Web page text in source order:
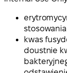
kwas
doustnie